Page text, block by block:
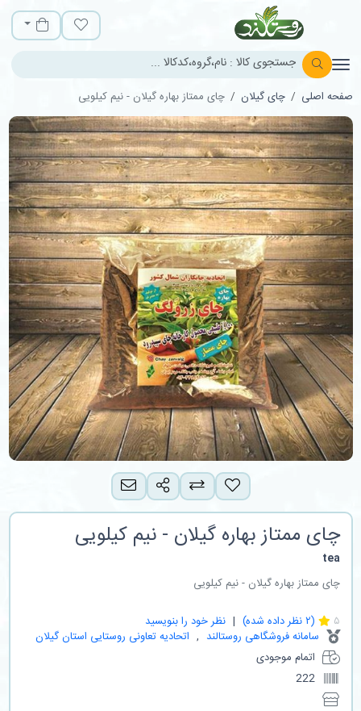
لیست مورد علاقه
سبد خرید
صفحه اصلی چای گیلان چای ممتاز بهاره گیلان - نیم کیلویی
افزودن به لیست مقایسه
اشتراک گذاریپیشنهاد به دوست
چای ممتاز بهاره گیلان - نیم کیلویی
tea
چای ممتاز بهاره گیلان - نیم کیلویی
۵ (۲نظر داده شده) 2 نظر خود را بنویسید
سامانه فروشگاهی روستالند
اتحادیه تعاونی روستایی استان گیلان
اتمام موجودی
222